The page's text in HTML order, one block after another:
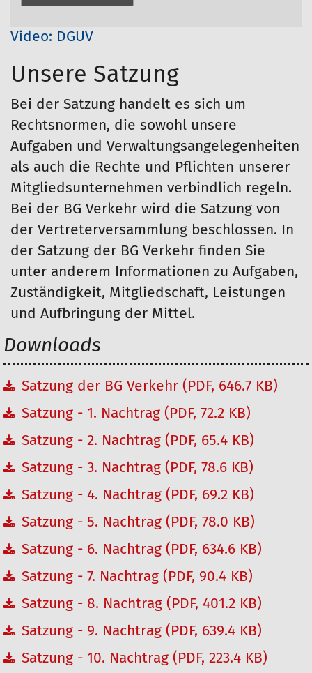
Video: DGUV
Unsere Satzung
Bei der Satzung handelt es sich um
Rechtsnormen, die sowohl unsere
Aufgaben und Verwaltungsangelegenheiten
als auch die Rechte und Pflichten unserer
Mitgliedsunternehmen verbindlich regeln.
Bei der BG Verkehr wird die Satzung von
der Vertreterversammlung beschlossen. In
der Satzung der BG Verkehr finden Sie
unter anderem Informationen zu Aufgaben,
Zuständigkeit, Mitgliedschaft, Leistungen
und Aufbringung der Mittel.
Downloads
Satzung der BG Verkehr (PDF, 646.7 KB)
Satzung - 1. Nachtrag (PDF, 72.2 KB)
Satzung - 2. Nachtrag (PDF, 65.4 KB)
Satzung - 3. Nachtrag (PDF, 78.6 KB)
Satzung - 4. Nachtrag (PDF, 69.2 KB)
Satzung - 5. Nachtrag (PDF, 78.0 KB)
Satzung - 6. Nachtrag (PDF, 634.6 KB)
Satzung - 7. Nachtrag (PDF, 90.4 KB)
Satzung - 8. Nachtrag (PDF, 401.2 KB)
Satzung - 9. Nachtrag (PDF, 639.4 KB)
Satzung - 10. Nachtrag (PDF, 223.4 KB)